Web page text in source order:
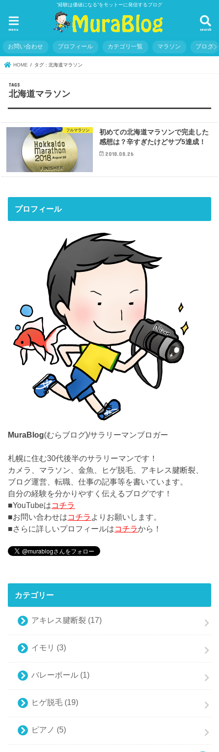
”経験は価値になる”をモットーに発信するブログ
search
menu
お問い合わせ プロフィール カテゴリ一覧 マラソン ブログ
HOME タグ : 北海道マラソン
北海道マラソン
フルマラソン
初めての北海道マラソンで完走した
感想は？辛すぎたけどサブ5達成！
2018.08.26
プロフィール
MuraBlog(むらブログ)/サラリーマンブロガー
札幌に住む30代後半のサラリーマンです！
カメラ、マラソン、金魚、ヒゲ脱毛、アキレス腱断裂、
ブログ運営、転職、仕事の記事等を書いています。
自分の経験を分かりやすく伝えるブログです！
■YouTubeはコチラ
■お問い合わせはコチラ よりお願いします。
■さらに詳しいプロフィールはコチラから！
カテゴリー
アキレス腱断裂 (17)
イモリ (3)
バレーボール (1)
ヒゲ脱毛 (19)
ピアノ (5)